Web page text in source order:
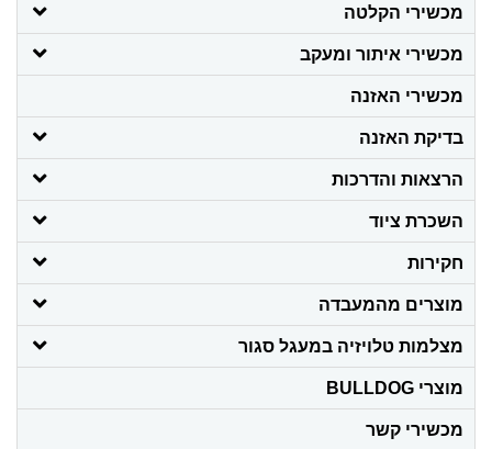
מכשירי הקלטה
מכשירי איתור ומעקב
מכשירי האזנה
בדיקת האזנה
הרצאות והדרכות
השכרת ציוד
חקירות
מוצרים מהמעבדה
מצלמות טלויזיה במעגל סגור
מוצרי BULLDOG
מכשירי קשר